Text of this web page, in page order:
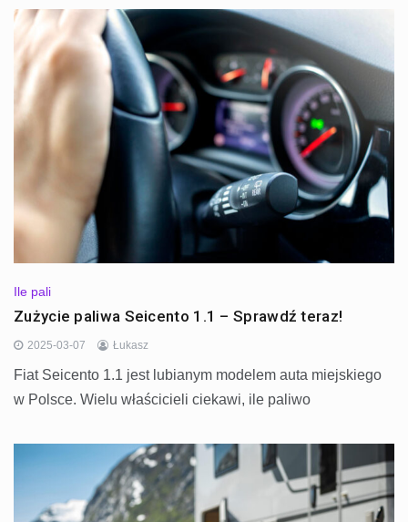
Ile pali
Zużycie paliwa Seicento 1.1 – Sprawdź teraz!
2025-03-07 Łukasz
Fiat Seicento 1.1 jest lubianym modelem auta miejskiego
w Polsce. Wielu właścicieli ciekawi, ile paliwo